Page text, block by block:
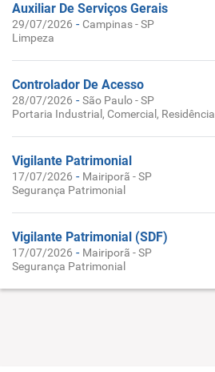
Auxiliar De Serviços Gerais
29/07/2026 - Campinas - SP
Limpeza
Controlador De Acesso
28/07/2026 -São Paulo - SP
Portaria Industrial, Comercial, Residêncial
Vigilante Patrimonial
17/07/2026 - Mairiporã - SP
Segurança Patrimonial
Vigilante Patrimonial (SDF)
17/07/2026 - Mairiporã - SP
Segurança Patrimonial